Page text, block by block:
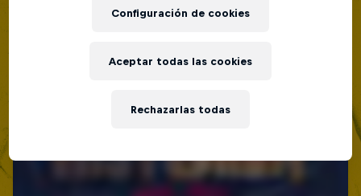
Configuración de cookies
Rechazarlas todas
Aceptar todas las cookies